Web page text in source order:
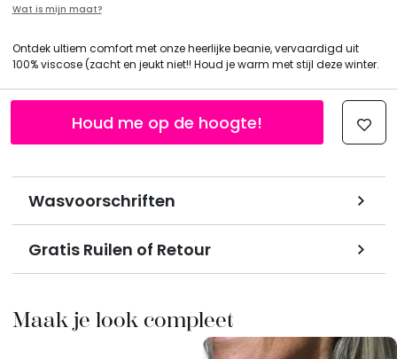
Wat is mijn maat?
Ontdek ultiem comfort met onze heerlijke beanie, vervaardigd uit
100% viscose (zacht en jeukt niet!! Houd je warm met stijl deze winter.
Wasvoorschriften
Gratis Ruilen of Retour
Houd me op de hoogte!
Maak je look compleet